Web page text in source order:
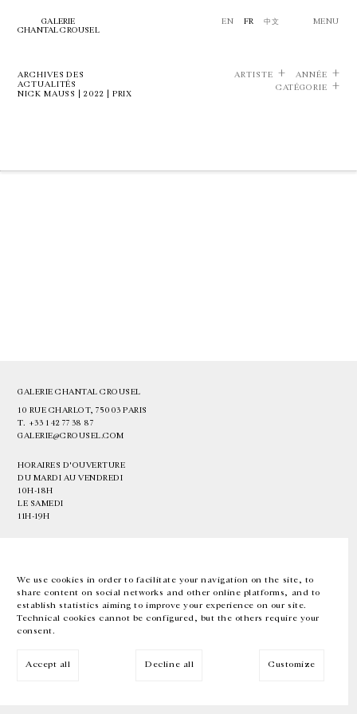
We use cookies in order to facilitate your navigation on the site, to
share content on social networks and other online platforms, and to
establish statistics aiming to improve your experience on our site.
Technical cookies cannot be configured, but the others require your
consent.
Accept all Decline all Customize
GALERIE
CHANTAL CROUSEL
EN FR 中文 MENU
ARCHIVES DES
ACTUALITÉS
NICK MAUSS | 2022 | PRIX
ARTISTE
ANNÉE
CATÉGORIE
GALERIE CHANTAL CROUSEL
10 RUE CHARLOT, 75003 PARIS
T. +33 1 42 77 38 87
GALERIE@CROUSEL.COM
HORAIRES D'OUVERTURE
DU MARDI AU VENDREDI
10H-18H
LE SAMEDI
11H-19H
EN FR 中文 Facebook Instagram
Inscrivez-vous à notre newsletter